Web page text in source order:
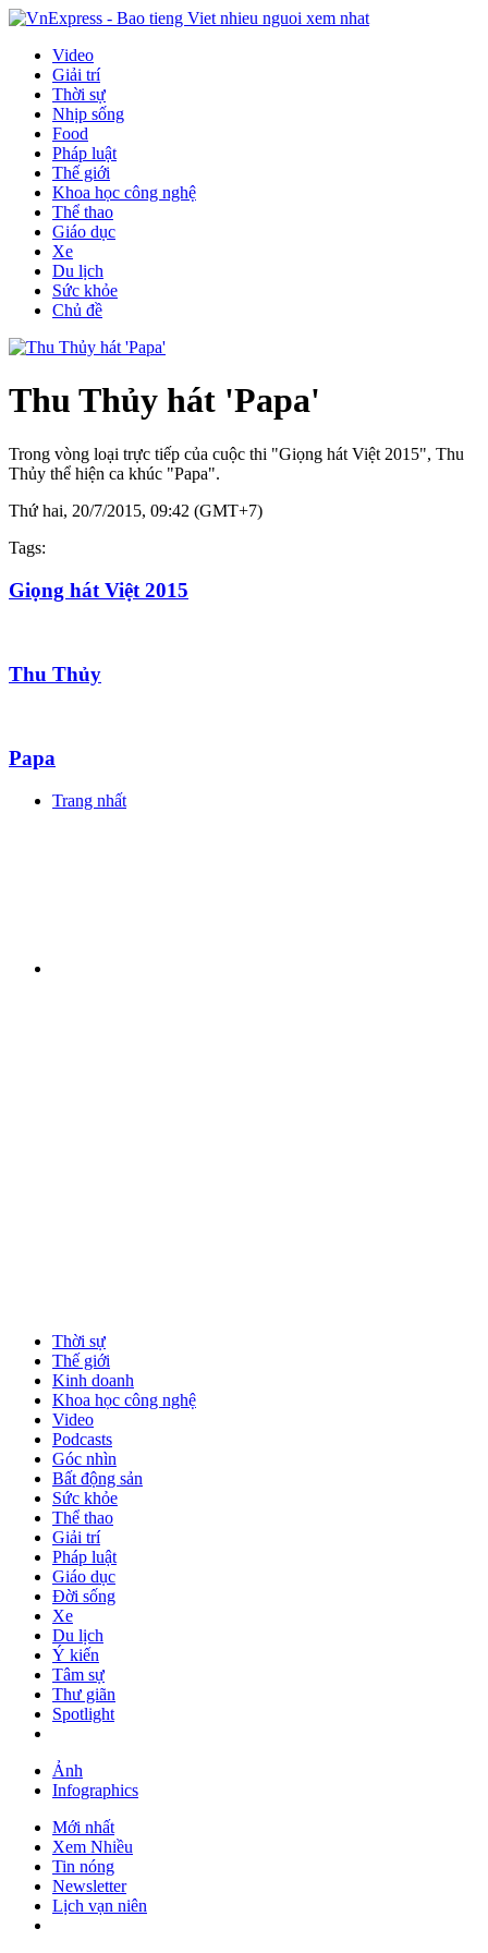
Video
Giải trí
Thời sự
Nhịp sống
Food
Pháp luật
Thế giới
Khoa học công nghệ
Thể thao
Giáo dục
Xe
Du lịch
Sức khỏe
Chủ đề
Thu Thủy hát 'Papa'
Trong vòng loại trực tiếp của cuộc thi "Giọng hát Việt 2015", Thu
Thủy thể hiện ca khúc "Papa".
Thứ hai, 20/7/2015, 09:42 (GMT+7)
Tags:
Giọng hát Việt 2015
Thu Thủy
Papa
Trang nhất
Thời sự
Thế giới
Kinh doanh
Khoa học công nghệ
Video
Podcasts
Góc nhìn
Bất động sản
Sức khỏe
Thể thao
Giải trí
Pháp luật
Giáo dục
Đời sống
Xe
Du lịch
Ý kiến
Tâm sự
Thư giãn
Spotlight
Ảnh
Infographics
Mới nhất
Xem Nhiều
Tin nóng
Newsletter
Lịch vạn niên